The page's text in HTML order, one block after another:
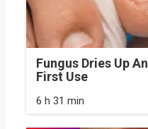
Fungus Dries Up
First Use
6 h 31 min